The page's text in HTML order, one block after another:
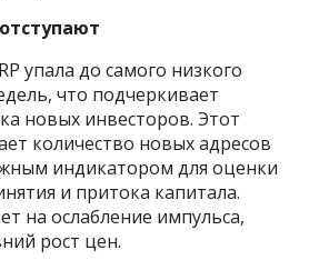
упала до самого низкого
что подчеркивает
новых инвесторов. Этот
количество новых адресов
индикатором для оценки
и притока капитала.
на ослабление импульса,
рост цен.